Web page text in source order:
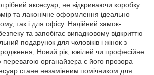
аксесуар, не відкриваючи коробку.
та лаконічне оформлення ідеально
так і для офісу. Надійний замок-
та запобігає випадковому відкриттю
подарунок для чоловіків і жінок з
Новий рік, ювілей чи професійне
перевагою органайзера є його прозора
стане незамінним помічником для